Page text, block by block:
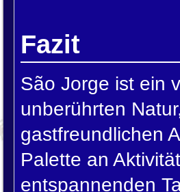
Fazit
São Jorge ist ein
unberührten
gastfreundlichen
Palette an
entspannenden